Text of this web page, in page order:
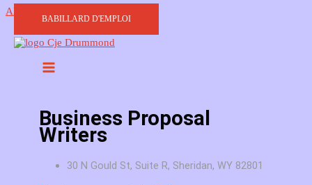
Aller au contenu
BABILLARD D'EMPLOI
Business Proposal
Writers
30 N Gould St, Suite R, Sheridan, WY 82801